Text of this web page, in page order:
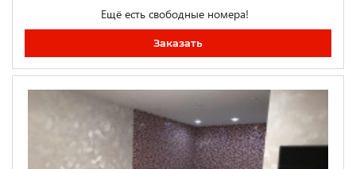
Ещё есть свободные номера!
Заказать